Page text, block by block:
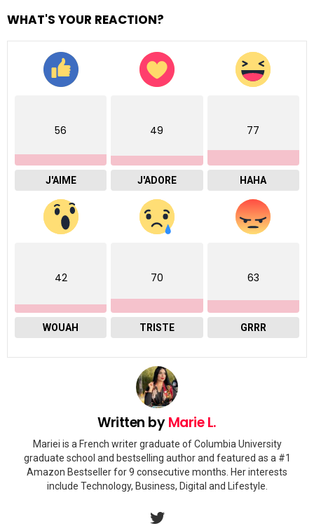
WHAT'S YOUR REACTION?
56
J'AIME
49
J'ADORE
77
HAHA
42
WOUAH
70
TRISTE
63
GRRR
Written byMarie L.
Mariei is a French writer graduate of Columbia University
graduate school and bestselling author and featured as a #1
Amazon Bestseller for 9 consecutive months. Her interests
include Technology, Business, Digital and Lifestyle.